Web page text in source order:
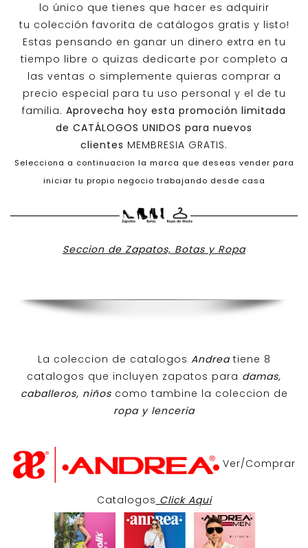
lo único que tienes que hacer es adquirir
tu colección favorita de catálogos gratis y listo!
Estas pensando en ganar un dinero extra en tu
tiempo libre o quizas dedicarte por completo a
las ventas o simplemente quieras comprar a
precio especial para tu uso personal y el de tu
familia. Aprovecha hoy esta promoción limitada
de CATÁLOGOS UNIDOS para nuevos
clientes MEMBRESIA GRATIS.
Selecciona a continuacion la marca que deseas vender para
iniciar tu propio negocio trabajando desde casa
Seccion de Zapatos, Botas y Ropa
La coleccion de catalogos Andreatiene 8
catalogos que incluyen zapatos para damas,
caballeros, niños como tambine la coleccion de
ropa y lenceria
Ver/Comprar
Catalogos Click Aqui